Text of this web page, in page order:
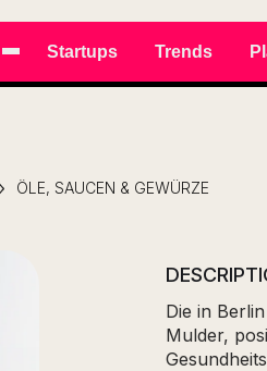
Startups Trends
ÖLE, SAUCEN & GEWÜRZE
Die in
Mulder,